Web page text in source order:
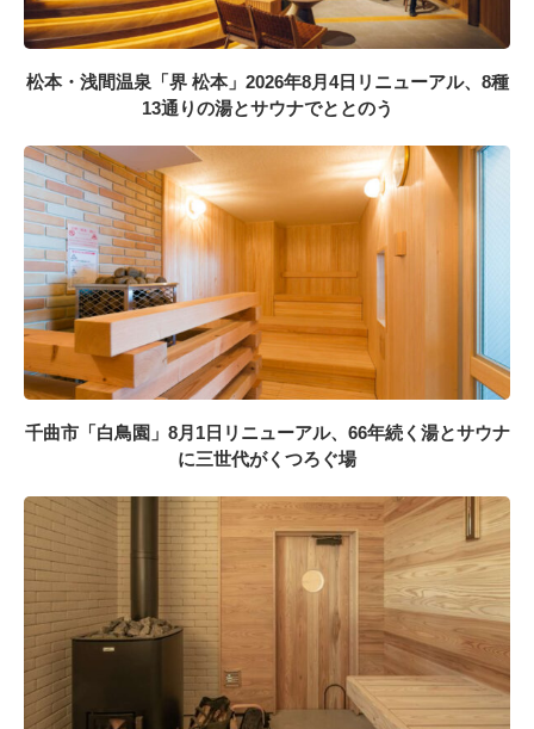
松本・浅間温泉「界 松本」2026年8月4日リニューアル、8種
13通りの湯とサウナでととのう
千曲市「白鳥園」8月1日リニューアル、66年続く湯とサウナ
に三世代がくつろぐ場